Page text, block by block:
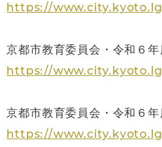
https://
京都市教育委員会・令和６
https://
京都市教育委員会・令和６
https://